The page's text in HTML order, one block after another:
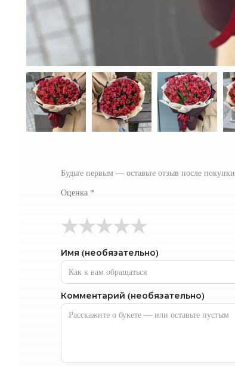
Будьте первым — оставьте отзыв после покупки.
Оценка *
★
★
★
★
★
Имя (необязательно)
Комментарий (необязательно)